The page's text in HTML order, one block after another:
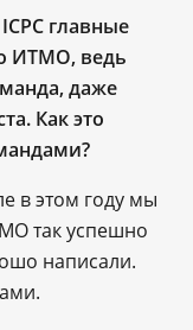
главные
ИТМО, ведь
даже
Как это
в этом году мы
так успешно
написали.